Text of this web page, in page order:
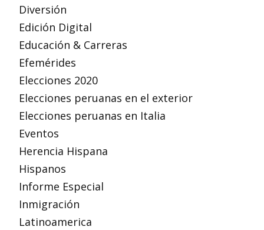
Diversión
Edición Digital
Educación & Carreras
Efemérides
Elecciones 2020
Elecciones peruanas en el exterior
Elecciones peruanas en Italia
Eventos
Herencia Hispana
Hispanos
Informe Especial
Inmigración
Latinoamerica